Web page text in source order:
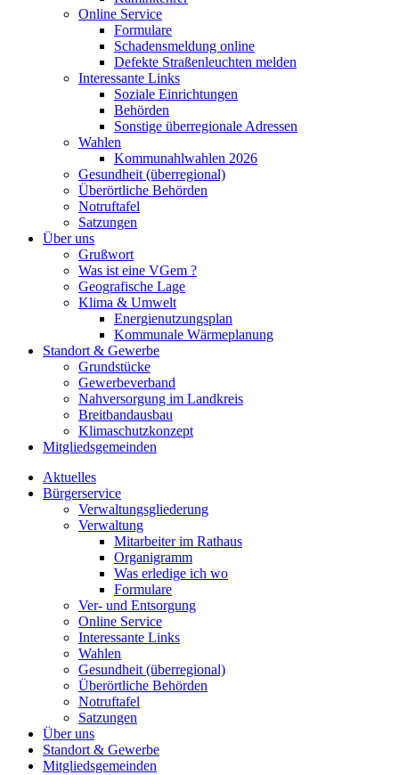
Online Service
Formulare
Schadensmeldung online
Defekte Straßenleuchten melden
Interessante Links
Soziale Einrichtungen
Behörden
Sonstige überregionale Adressen
Wahlen
Kommunahlwahlen 2026
Gesundheit (überregional)
Überörtliche Behörden
Notruftafel
Satzungen
Über uns
Grußwort
Was ist eine VGem ?
Geografische Lage
Klima & Umwelt
Energienutzungsplan
Kommunale Wärmeplanung
Standort & Gewerbe
Grundstücke
Gewerbeverband
Nahversorgung im Landkreis
Breitbandausbau
Klimaschutzkonzept
Mitgliedsgemeinden
Aktuelles
Bürgerservice
Verwaltungsgliederung
Verwaltung
Mitarbeiter im Rathaus
Organigramm
Was erledige ich wo
Formulare
Ver- und Entsorgung
Online Service
Interessante Links
Wahlen
Gesundheit (überregional)
Überörtliche Behörden
Notruftafel
Satzungen
Über uns
Standort & Gewerbe
Mitgliedsgemeinden